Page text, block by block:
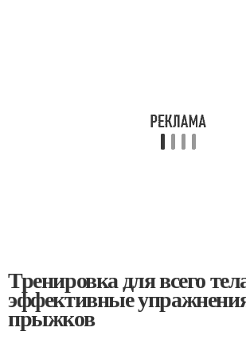
Тренировка для всего
эффективные
прыжков